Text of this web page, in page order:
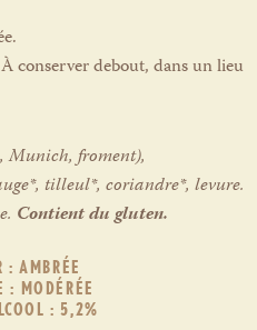
conserver debout, dans un lieu
Munich, froment),
tilleul*, coriandre*, levure.
Contient du gluten.
: AMBRÉE
: MODÉRÉE
: 5,2%